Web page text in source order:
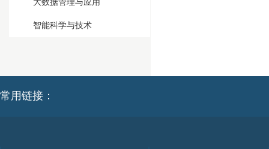
大数据管理与应用
智能科学与技术
常用链接：